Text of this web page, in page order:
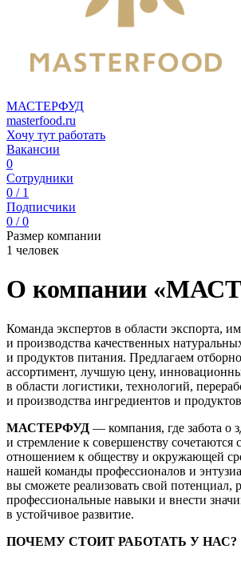
МАСТЕРФУД
masterfood.ru
Хочу тут работать
Вакансии
0
Сотрудники
0 / 1
Подписчики
0 / 0
Размер компании
1 человек
О компании
Команда экспертов в области экспорта,
и производства качественных
и продуктов питания. Предлагаем
ассортимент, лучшую цену,
в области логистики, технологий,
и производства ингредиентов и
МАСТЕРФУД — компания, где забота о
и стремление к совершенству сочетаются
отношением к обществу и окружающей
нашей команды профессионалов и
вы сможете реализовать свой потенциал,
профессиональные навыки и внести
в устойчивое развитие.
ПОЧЕМУ СТОИТ РАБОТАТЬ У НАС?